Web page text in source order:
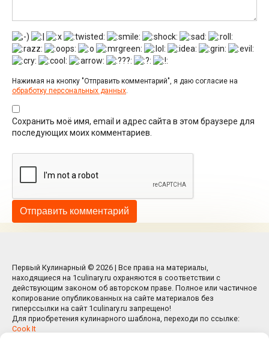
Нажимая на кнопку "Отправить комментарий", я даю согласие на
обработку персональных данных
Сохранить моё имя, email и адрес сайта в этом браузере для
последующих моих комментариев.
Первый Кулинарный © 2026 | Все права на материалы,
находящиеся на 1culinary.ru охраняются в соответствии с
действующим законом об авторском праве. Полное или частичное
копирование опубликованных на сайте материалов без
гиперссылки на сайт 1culinary.ru запрещено!
Для приобретения кулинарного шаблона, переходи по ссылке:
Cook It